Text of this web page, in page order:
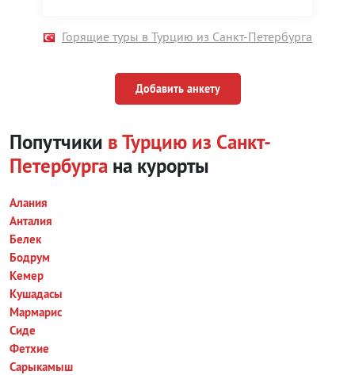
Горящие туры в Турцию из Санкт-Петербурга
Добавить анкету
Попутчики в Турцию из Санкт-
Петербурга на курорты
Алания
Анталия
Белек
Бодрум
Кемер
Кушадасы
Мармарис
Сиде
Фетхие
Сарыкамыш